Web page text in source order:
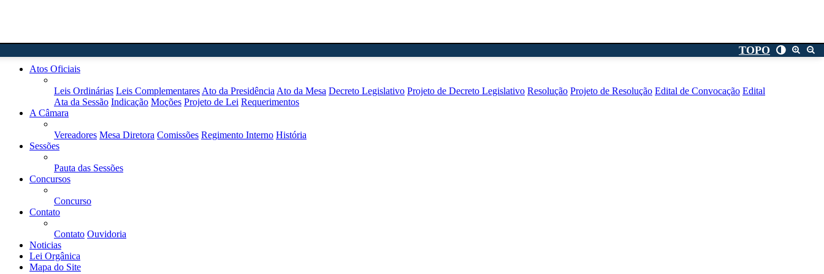
TOPO
Atos Oficiais
Leis Ordinárias Leis Complementares Ato da Presidência Ato da Mesa Decreto Legislativo Projeto de Decreto Legislativo Resolução Projeto de Resolução Edital de Convocação Edital
Ata da Sessão Indicação Moções Projeto de Lei Requerimentos
A Câmara
Vereadores Mesa Diretora Comissões Regimento Interno História
Sessões
Pauta das Sessões
Concursos
Concurso
Contato
Contato Ouvidoria
Noticias
Lei Orgânica
Mapa do Site